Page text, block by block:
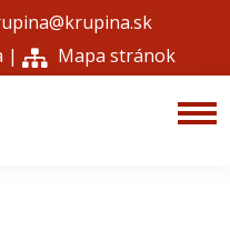
| Mapa stránok